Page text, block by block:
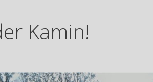
Kamin!